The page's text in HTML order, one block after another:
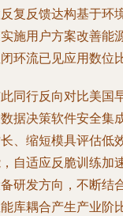
复反馈达构基于环
施用户方案改善能
环流已见应用数位比
同行反向对比美国
据决策软件安全集
、缩短模具评估低
自适应反脆训练加
研发方向，不断结
库耦合产生产业阶